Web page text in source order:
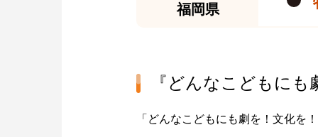
福岡県
『どんなこどもに
「どんなこどもにも劇を！文化